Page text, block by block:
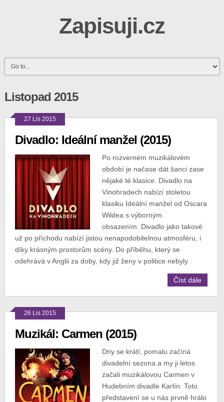
Zapisuji.cz
Listopad 2015
27 Lis 2015
Divadlo: Ideální manžel (2015)
Po rozverném muzikálovém
období je načase dát šanci zase
nějaké té klasice. Divadlo na
Vinohradech nabízí stoletou
klasiku Ideální manžel od Oscara
Wildea s výborným
obsazením. Divadlo jako takové
už po příchodu nabízí jistou nenapodobitelnou atmosféru, i
díky krásným prostorům scény. Do příběhu, který se
odehrává v Anglii za doby, kdy již ženy v politice nebyly
Číst dále
26 Lis 2015
Muzikál: Carmen (2015)
Dny se krátí, pomalu začíná
divadelní sezona a my ji letos
začali muzikálovou Carmen v
Hudebním divadle Karlín. Toto
představení se u nás prvně hrálo